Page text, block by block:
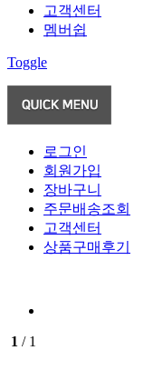
고객센터
멤버쉽
Toggle
로그인
회원가입
장바구니
주문배송조회
고객센터
상품구매후기
1 / 1